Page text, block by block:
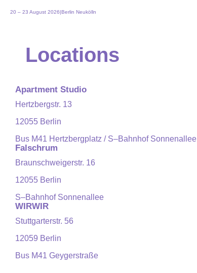
20 – 23 August 2026|Berlin Neukölln
Locations
Apartment Studio
Hertzbergstr. 13
12055 Berlin
Bus M41 Hertzbergplatz / S–Bahnhof Sonnenallee
Falschrum
Braunschweigerstr. 16
12055 Berlin
S–Bahnhof Sonnenallee
WIRWIR
Stuttgarterstr. 56
12059 Berlin
Bus M41 Geygerstraße